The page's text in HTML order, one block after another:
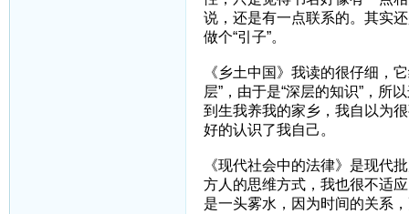
说，还是有一点联系的。其实
做个“引子”。
《乡土中国》我读的很仔细，
层”，由于是“深层的知识”，所
到生我养我的家乡，我自以为
好的认识了我自己。
《现代社会中的法律》是现代
方人的思维方式，我也很不适
是一头雾水，因为时间的关系